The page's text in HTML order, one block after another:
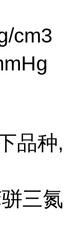
cm3
品种,
三氮